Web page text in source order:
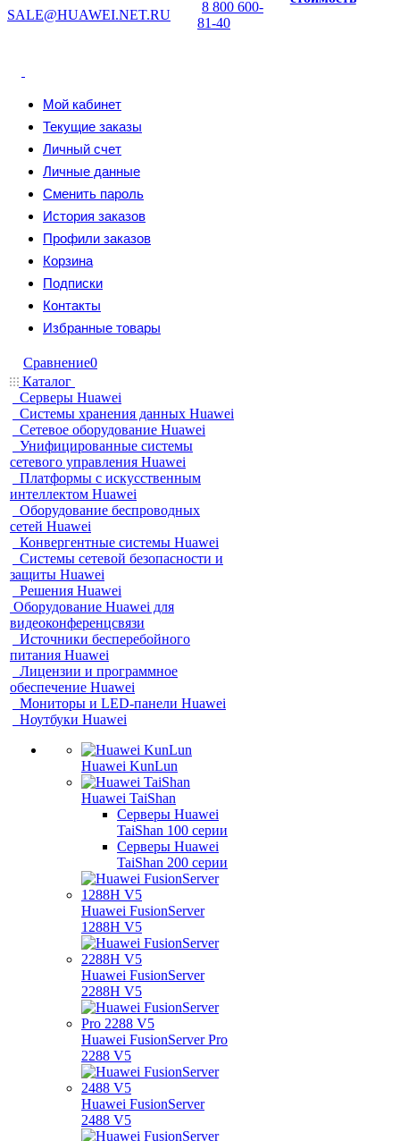
SALE@HUAWEI.NET.RU
8 800 600-
81-40
Мой кабинет
Текущие заказы
Личный счет
Личные данные
Сменить пароль
История заказов
Профили заказов
Корзина
Подписки
Контакты
Избранные товары
Сравнение0
Каталог
Серверы Huawei
Системы хранения данных Huawei
Сетевое оборудование Huawei
Унифицированные системы
сетевого управления Huawei
Платформы с искусственным
интеллектом Huawei
Оборудование беспроводных
сетей Huawei
Конвергентные системы Huawei
Системы сетевой безопасности и
защиты Huawei
Решения Huawei
Оборудование Huawei для
видеоконференцсвязи
Источники бесперебойного
питания Huawei
Лицензии и программное
обеспечение Huawei
Мониторы и LED-панели Huawei
Ноутбуки Huawei
Huawei KunLun
Huawei TaiShan
Серверы Huawei
TaiShan 100 серии
Серверы Huawei
TaiShan 200 серии
Huawei FusionServer
1288H V5
Huawei FusionServer
2288H V5
Huawei FusionServer Pro
2288 V5
Huawei FusionServer
2488 V5